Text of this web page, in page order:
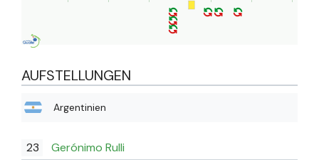
AUFSTELLUNGEN
Argentinien
23
Gerónimo Rulli